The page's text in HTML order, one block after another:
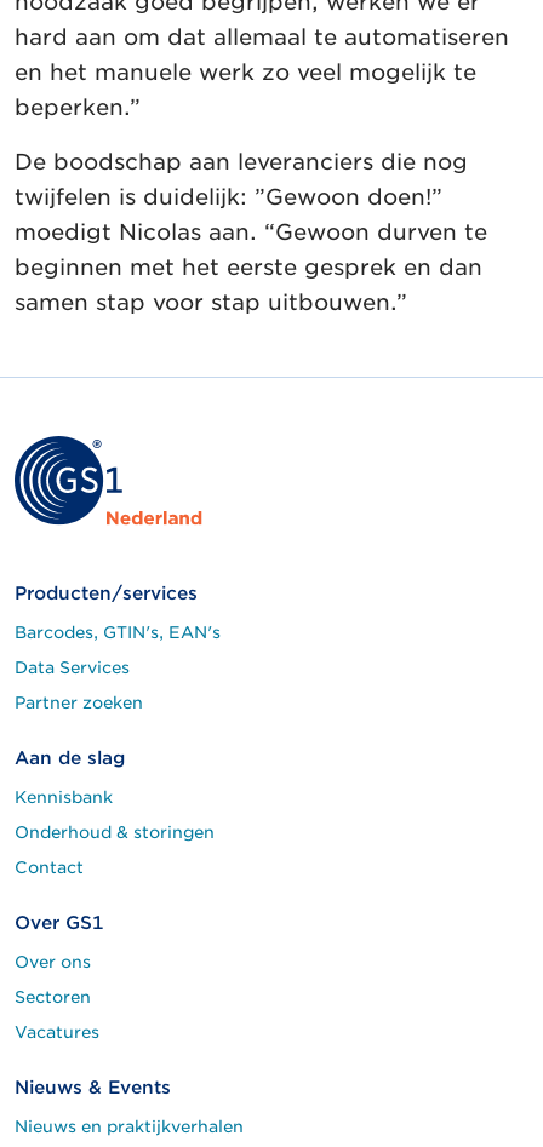
hard aan om dat allemaal te automatiseren
en het manuele werk zo veel mogelijk te
beperken.”
De boodschap aan leveranciers die nog
twijfelen is duidelijk: ”Gewoon doen!”
moedigt Nicolas aan. “Gewoon durven te
beginnen met het eerste gesprek en dan
samen stap voor stap uitbouwen.”
Producten/services
Barcodes, GTIN's, EAN's
Data Services
Partner zoeken
Aan de slag
Kennisbank
Onderhoud & storingen
Contact
Over GS1
Over ons
Sectoren
Vacatures
Nieuws & Events
Nieuws en praktijkverhalen